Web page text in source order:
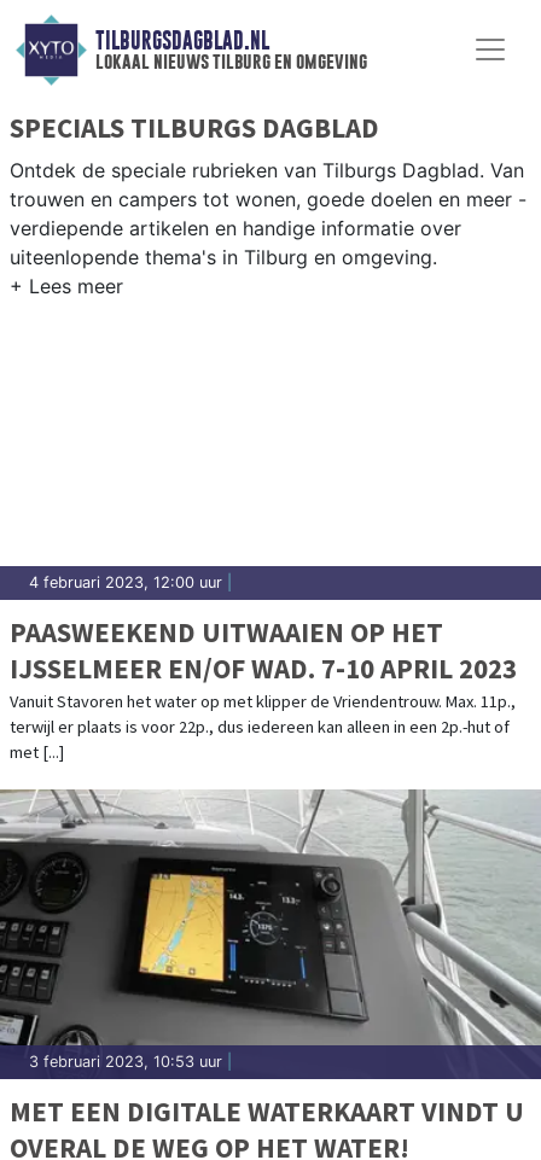
TILBURGSDAGBLAD.NL
lokaal nieuws tilburg en omgeving
SPECIALS TILBURGS DAGBLAD
Ontdek de speciale rubrieken van Tilburgs Dagblad. Van
trouwen en campers tot wonen, goede doelen en meer -
verdiepende artikelen en handige informatie over
uiteenlopende thema's in Tilburg en omgeving.
4 februari 2023, 12:00 uur
PAASWEEKEND UITWAAIEN OP HET
IJSSELMEER EN/OF WAD. 7-10 APRIL 2023
Vanuit Stavoren het water op met klipper de Vriendentrouw. Max. 11p.,
terwijl er plaats is voor 22p., dus iedereen kan alleen in een 2p.-hut of
met [...]
3 februari 2023, 10:53 uur
MET EEN DIGITALE WATERKAART VINDT U
OVERAL DE WEG OP HET WATER!